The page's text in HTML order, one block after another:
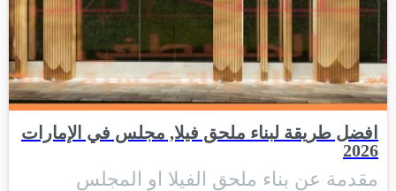
افضل طريقة لبناء ملحق فيلا, مجلس في الإمارات
2026
مقدمة عن بناء ملحق الفيلا او المجلس